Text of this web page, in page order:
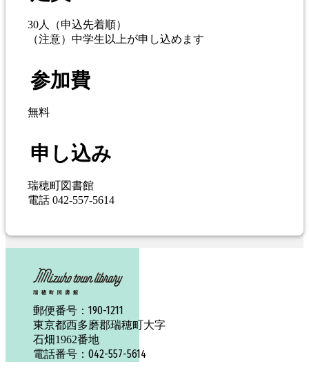
30人（申込先着順）
（注意）中学生以上が申し込めます
参加費
無料
申し込み
瑞穂町図書館
電話 042-557-5614
郵便番号： 190-1211
東京都西多磨郡瑞穂町大字
石畑1962番地
電話番号： 042-557-5614